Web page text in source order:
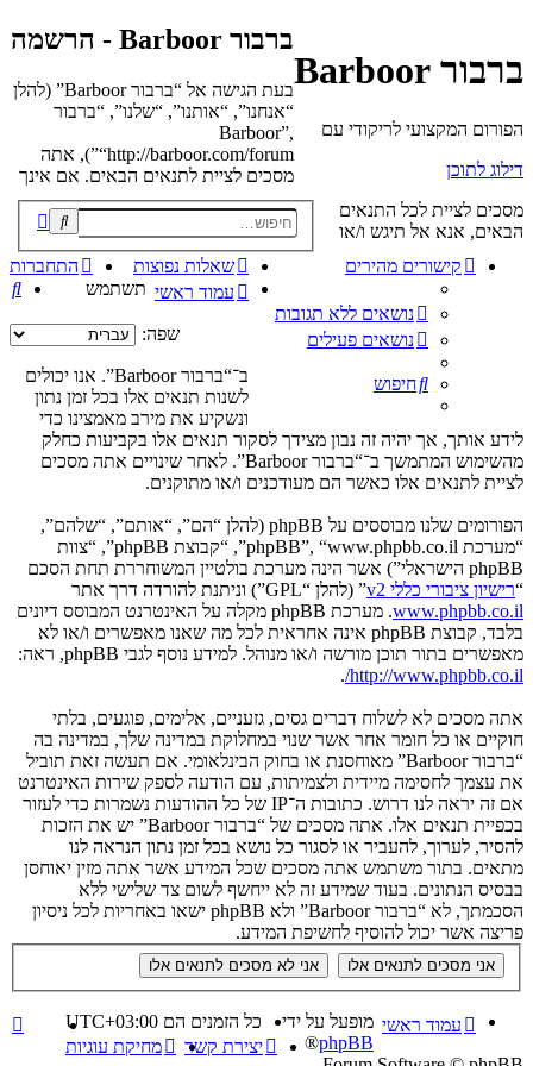
ברבור Barboor
הפורום המקצועי לריקודי עם
דילוג לתוכן
קישורים מהירים
נושאים ללא תגובות
נושאים פעילים
חיפוש
שאלות נפוצות
התחברות
עמוד ראשי
שפה:
ברבור Barboor - הרשמה
בעת הגישה אל “ברבור Barboor” (להלן
“אנחנו”, “אותנו”, “שלנו”, “ברבור
Barboor”,
“http://barboor.com/forum”), אתה
מסכים לציית לתנאים הבאים. אם אינך
מסכים לציית לכל התנאים
הבאים, אנא אל תיגש ו/או
תשתמש
ב־“ברבור Barboor”. אנו יכולים
לשנות תנאים אלו בכל זמן נתון
ונשקיע את מירב מאמצינו כדי
לידע אותך, אך יהיה זה נבון מצידך לסקור תנאים אלו בקביעות כחלק
מהשימוש המתמשך ב־“ברבור Barboor”. לאחר שינויים אתה מסכים
לציית לתנאים אלו כאשר הם מעודכנים ו/או מתוקנים.
הפורומים שלנו מבוססים על phpBB (להלן “הם”, “אותם”, “שלהם”,
“מערכת phpBB”, “www.phpbb.co.il”, “קבוצת phpBB”, “צוות
phpBB הישראלי”) אשר הינה מערכת בולטיין המשוחררת תחת הסכם
“רישיון ציבורי כללי v2
” (להלן “GPL”) וניתנת להורדה דרך אתר
www.phpbb.co.il
. מערכת phpBB מקלה על האינטרנט המבוסס דיונים
בלבד, קבוצת phpBB אינה אחראית לכל מה שאנו מאפשרים ו/או לא
מאפשרים בתור תוכן מורשה ו/או מנוהל. למידע נוסף לגבי phpBB, ראה:
http://www.phpbb.co.il/
.
אתה מסכים לא לשלוח דברים גסים, גזעניים, אלימים, פוגעים, בלתי
חוקיים או כל חומר אחר אשר שנוי במחלוקת במדינה שלך, במדינה בה
“ברבור Barboor” מאוחסנת או בחוק הבינלאומי. אם תעשה זאת תוביל
את עצמך לחסימה מיידית ולצמיתות, עם הודעה לספק שירות האינטרנט
אם זה יראה לנו דרוש. כתובות ה־IP של כל ההודעות נשמרות כדי לעזור
בכפיית תנאים אלו. אתה מסכים של “ברבור Barboor” יש את הזכות
להסיר, לערוך, להעביר או לסגור כל נושא בכל זמן נתון הנראה לנו
מתאים. בתור משתמש אתה מסכים שכל המידע אשר אתה מזין יאוחסן
בבסיס הנתונים. בעוד שמידע זה לא ייחשף לשום צד שלישי ללא
הסכמתך, לא “ברבור Barboor” ולא phpBB ישאו באחריות לכל ניסיון
פריצה אשר יכול להוסיף לחשיפת המידע.
עמוד ראשי כל הזמנים הם UTC+03:00
מחיקת עוגיות
יצירת קשר
מופעל על ידי
phpBB
®